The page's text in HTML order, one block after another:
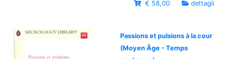
€ 58,00 dettagli
Passions et pulsions à la cour
(Moyen Âge - Temps